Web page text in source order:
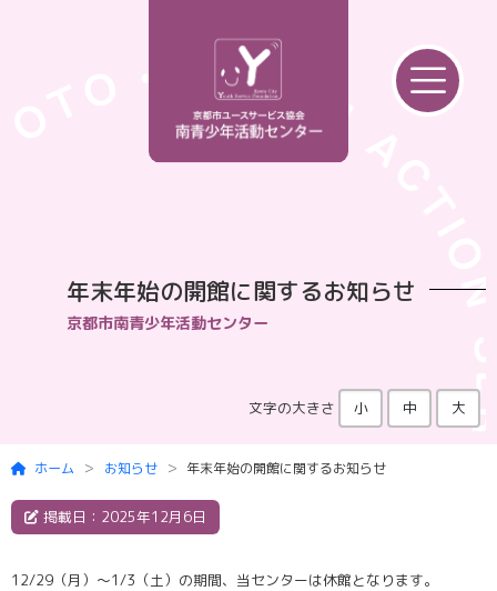
年末年始の開館に関するお知らせ
京都市南青少年活動センター
文字の大きさ 小 中 大
ホーム お知らせ 年末年始の開館に関するお知らせ
掲載日：2025年12月6日
12/29（月）～1/3（土）の期間、当センターは休館となります。